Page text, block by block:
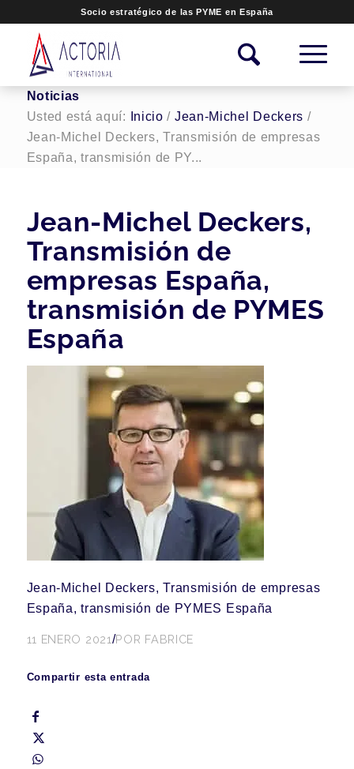
Socio estratégico de las PYME en España
Noticias
Usted está aquí:
Inicio / Jean-Michel Deckers /
Jean-Michel Deckers, Transmisión de empresas
España, transmisión de PY...
Jean-Michel Deckers,
Transmisión de
empresas España,
transmisión de PYMES
España
Jean-Michel Deckers, Transmisión de empresas
España, transmisión de PYMES España
11 ENERO 2021/POR FABRICE
Compartir esta entrada